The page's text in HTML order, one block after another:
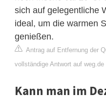
sich auf gelegentliche
ideal, um die warmen
genießen.
Antrag auf Entfernung der
vollständige Antwort auf weg.de
Kann man im